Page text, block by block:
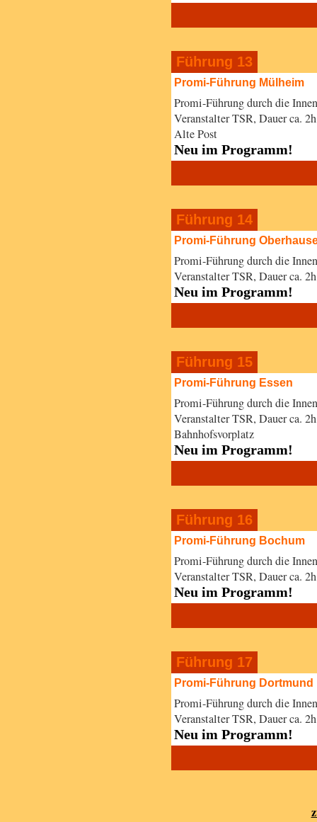
Führung 13
Promi-Führung Mülheim
Promi-Führung durch die
Veranstalter TSR, Dauer ca.
Alte Post
Neu im Programm!
Führung 14
Promi-Führung
Promi-Führung durch die
Veranstalter TSR, Dauer ca.
Neu im Programm!
Führung 15
Promi-Führung Essen
Promi-Führung durch die
Veranstalter TSR, Dauer ca.
Bahnhofsvorplatz
Neu im Programm!
Führung 16
Promi-Führung Bochum
Promi-Führung durch die
Veranstalter TSR, Dauer ca.
Neu im Programm!
Führung 17
Promi-Führung Dortmund
Promi-Führung durch die
Veranstalter TSR, Dauer ca.
Neu im Programm!